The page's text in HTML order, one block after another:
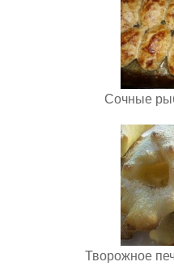
Сочные
Творожное